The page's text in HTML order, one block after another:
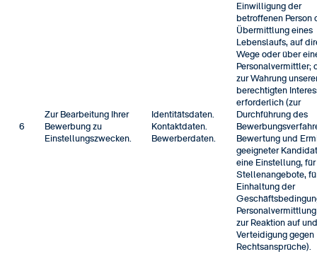
6
Zur Bearbeitung Ihrer
Bewerbung zu
Einstellungszwecken.
Identitätsdaten.
Kontaktdaten.
Bewerberdaten.
Einwilligung der
betroffenen Person
Übermittlung eines
Lebenslaufs, auf
Wege oder über
Personalvermittler;
zur Wahrung
berechtigten
erforderlich (zur
Durchführung des
Bewertung und
geeigneter
eine Einstellung, für
Stellenangebote,
Einhaltung der
zur Reaktion auf
Verteidigung gegen
Rechtsansprüche).